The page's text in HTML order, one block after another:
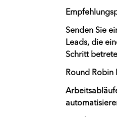
Senden Sie
Leads, die
Schritt
Round Robin